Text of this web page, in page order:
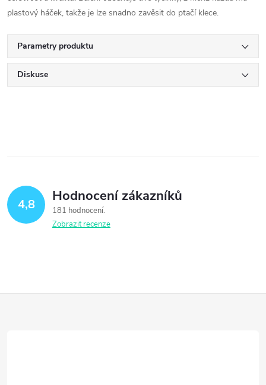
plastový háček, takže je lze snadno zavěsit do ptačí klece.
Parametry produktu
Diskuse
4,8 Hodnocení zákazníků
181 hodnocení
Zobrazit recenze